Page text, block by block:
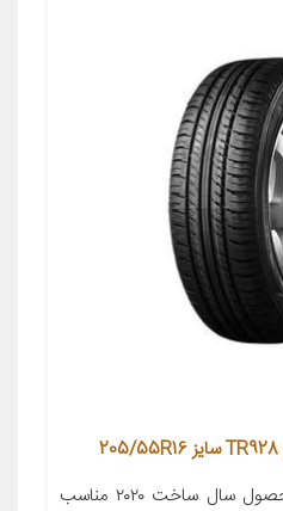
معرفی محصول جزئیات محصول سال ساخت ۲۰۲۰ مناسب